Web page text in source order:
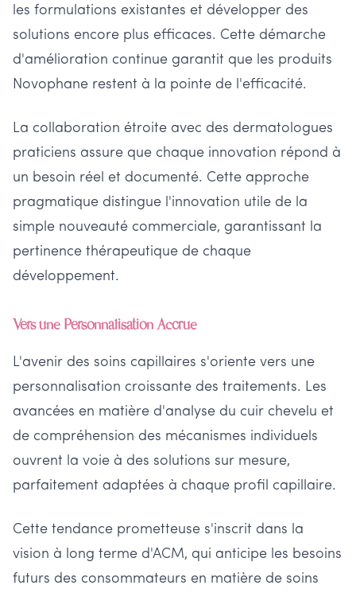
les formulations existantes et développer des
solutions encore plus efficaces. Cette démarche
d'amélioration continue garantit que les produits
Novophane restent à la pointe de l'efficacité.
La collaboration étroite avec des dermatologues
praticiens assure que chaque innovation répond à
un besoin réel et documenté. Cette approche
pragmatique distingue l'innovation utile de la
simple nouveauté commerciale, garantissant la
pertinence thérapeutique de chaque
développement.
Vers une Personnalisation Accrue
L'avenir des soins capillaires s'oriente vers une
personnalisation croissante des traitements. Les
avancées en matière d'analyse du cuir chevelu et
de compréhension des mécanismes individuels
ouvrent la voie à des solutions sur mesure,
parfaitement adaptées à chaque profil capillaire.
Cette tendance prometteuse s'inscrit dans la
vision à long terme d'ACM, qui anticipe les besoins
futurs des consommateurs en matière de soins